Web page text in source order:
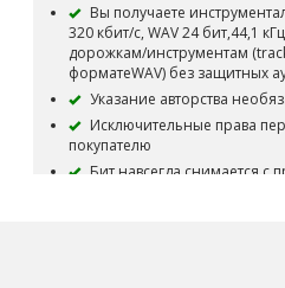
Вы получаете
320 кбит/с, WAV 24 бит,44,1
дорожкам/инструментам
форматеWAV) без защитных
Указание авторства
Исключительные права
покупателю
Бит навсегда снимается с